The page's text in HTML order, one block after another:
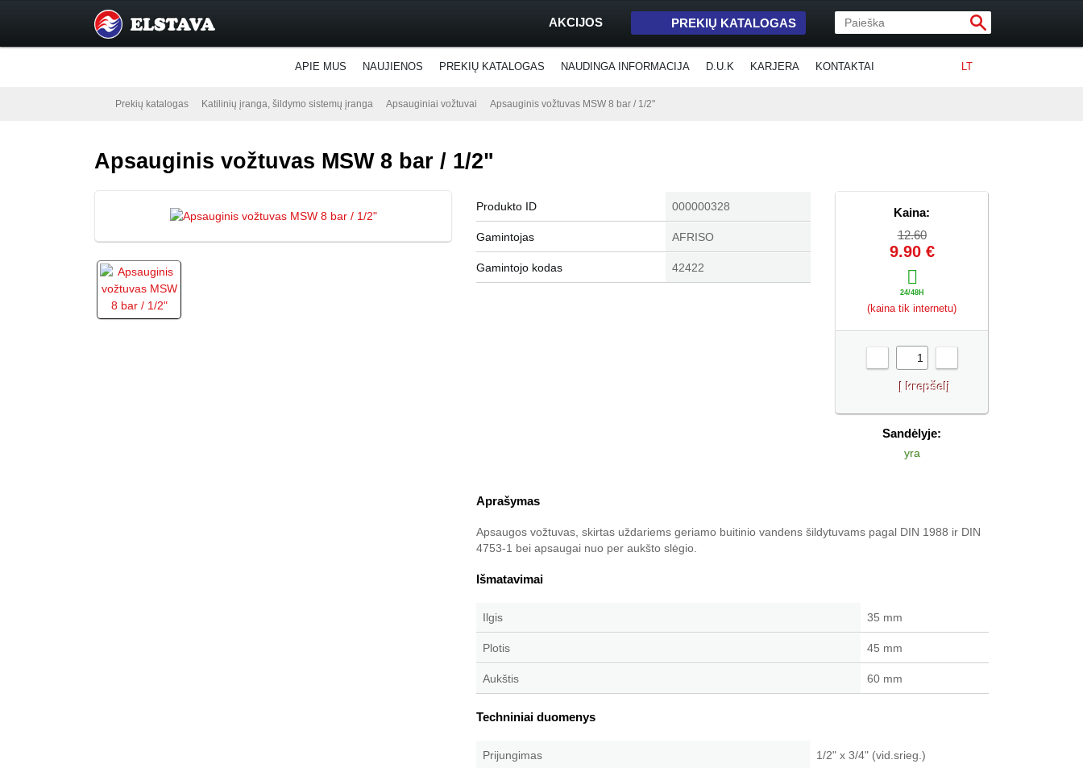
AKCIJOS PREKIŲ KATALOGAS
LT
APIE MUS NAUJIENOS PREKIŲ KATALOGAS NAUDINGA INFORMACIJA D.U.K KARJERA KONTAKTAI
Prekių katalogas Katilinių įranga, šildymo sistemų įranga Apsauginiai vožtuvai Apsauginis vožtuvas MSW 8 bar / 1/2"
Apsauginis vožtuvas MSW 8 bar / 1/2"
Produkto ID 000000328
Gamintojas AFRISO
Gamintojo kodas 42422
Kaina:
12.60
9.90 €
(kaina tik internetu)
Sandėlyje:
yra
Aprašymas
Apsaugos vožtuvas, skirtas uždariems geriamo buitinio vandens šildytuvams pagal DIN 1988 ir DIN
4753-1 bei apsaugai nuo per aukšto slėgio.
Išmatavimai
Ilgis 35 mm
Plotis 45 mm
Aukštis 60 mm
Techniniai duomenys
Prijungimas 1/2" x 3/4" (vid.srieg.)